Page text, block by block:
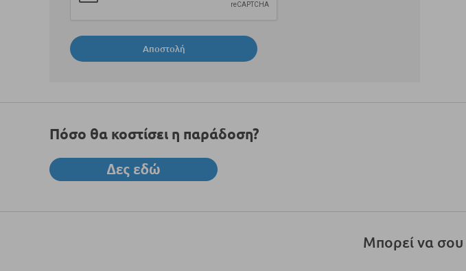
Αποστολή
Πόσο θα κοστίσει η παράδοση?
Μπορεί να σου